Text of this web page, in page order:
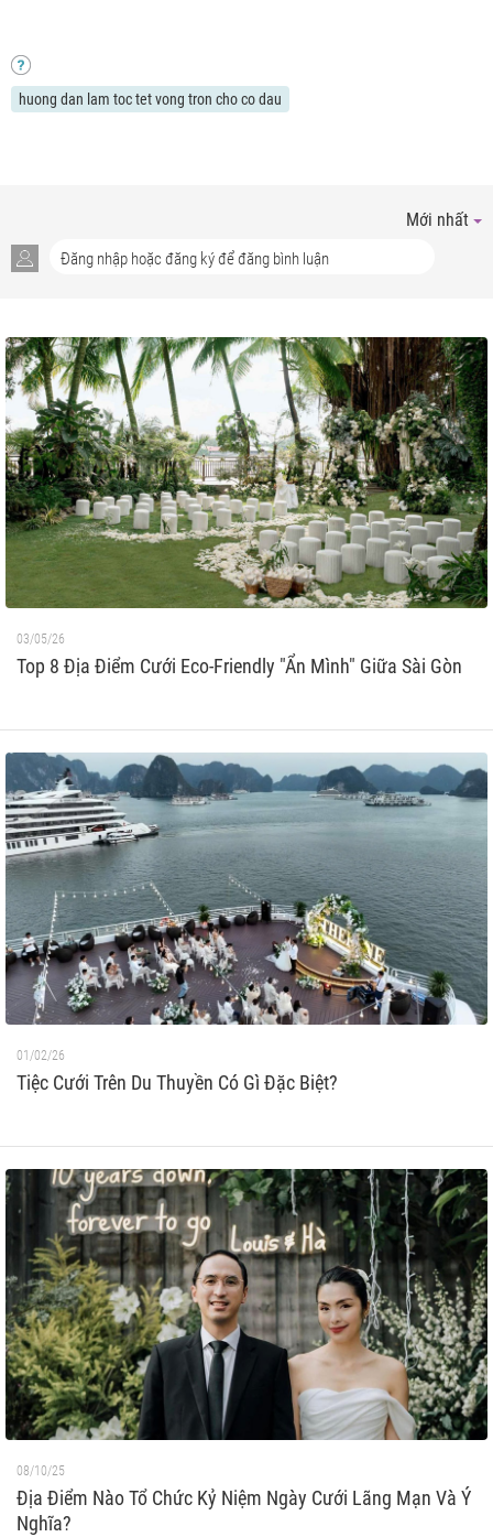
huong dan lam toc tet vong tron cho co dau
Mới nhất
03/05/26
Top 8 Địa Điểm Cưới Eco-Friendly "Ẩn Mình" Giữa Sài Gòn
01/02/26
Tiệc Cưới Trên Du Thuyền Có Gì Đặc Biệt?
08/10/25
Địa Điểm Nào Tổ Chức Kỷ Niệm Ngày Cưới Lãng Mạn Và Ý
Nghĩa?